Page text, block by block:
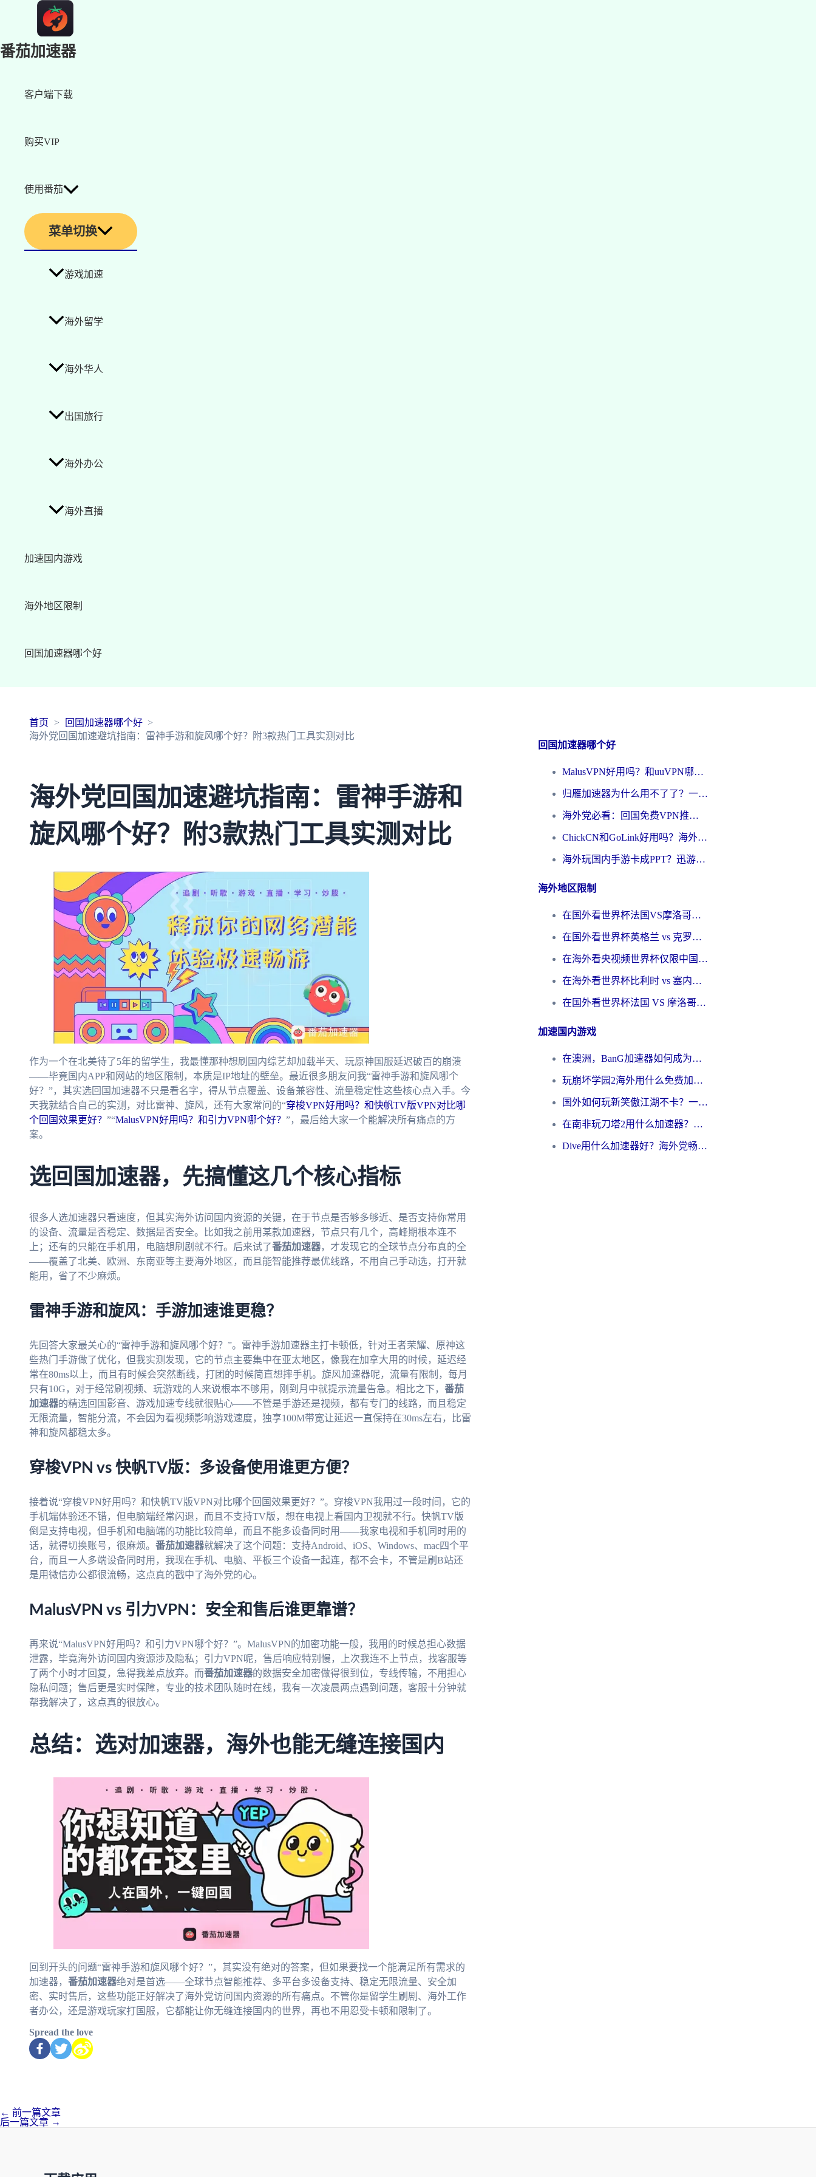
番茄加速器
客户端下载
购买VIP
使用番茄
菜单切换
游戏加速
海外留学
海外华人
出国旅行
海外办公
海外直播
加速国内游戏
海外地区限制
回国加速器哪个好
首页
回国加速器哪个好
海外党回国加速避坑指南：雷神手游和旋风哪个好？附3款热门工具实测对比
海外党回国加速避坑指南：雷神手游和
旋风哪个好？附3款热门工具实测对比
作为一个在北美待了5年的留学生，我最懂那种想刷国内综艺却加载半天、玩原神国服延迟破百的崩溃
——毕竟国内APP和网站的地区限制，本质是IP地址的壁垒。最近很多朋友问我“雷神手游和旋风哪个
好？”，其实选回国加速器不只是看名字，得从节点覆盖、设备兼容性、流量稳定性这些核心点入手。今
天我就结合自己的实测，对比雷神、旋风，还有大家常问的“穿梭VPN好用吗？和快帆TV版VPN对比哪
个回国效果更好？ ”“MalusVPN好用吗？和引力VPN哪个好？ ”，最后给大家一个能解决所有痛点的方
案。
选回国加速器，先搞懂这几个核心指标
很多人选加速器只看速度，但其实海外访问国内资源的关键，在于节点是否够多够近、是否支持你常用
的设备、流量是否稳定、数据是否安全。比如我之前用某款加速器，节点只有几个，高峰期根本连不
上；还有的只能在手机用，电脑想刷剧就不行。后来试了番茄加速器，才发现它的全球节点分布真的全
——覆盖了北美、欧洲、东南亚等主要海外地区，而且能智能推荐最优线路，不用自己手动选，打开就
能用，省了不少麻烦。
雷神手游和旋风：手游加速谁更稳？
先回答大家最关心的“雷神手游和旋风哪个好？”。雷神手游加速器主打卡顿低，针对王者荣耀、原神这
些热门手游做了优化，但我实测发现，它的节点主要集中在亚太地区，像我在加拿大用的时候，延迟经
常在80ms以上，而且有时候会突然断线，打团的时候简直想摔手机。旋风加速器呢，流量有限制，每月
只有10G，对于经常刷视频、玩游戏的人来说根本不够用，刚到月中就提示流量告急。相比之下， 番茄
加速器的精选回国影音、游戏加速专线就很贴心——不管是手游还是视频，都有专门的线路，而且稳定
无限流量，智能分流，不会因为看视频影响游戏速度，独享100M带宽让延迟一直保持在30ms左右，比雷
神和旋风都稳太多。
穿梭VPN vs 快帆TV版：多设备使用谁更方便？
接着说“穿梭VPN好用吗？和快帆TV版VPN对比哪个回国效果更好？”。穿梭VPN我用过一段时间，它的
手机端体验还不错，但电脑端经常闪退，而且不支持TV版，想在电视上看国内卫视就不行。快帆TV版
倒是支持电视，但手机和电脑端的功能比较简单，而且不能多设备同时用——我家电视和手机同时用的
话，就得切换账号，很麻烦。 番茄加速器就解决了这个问题：支持Android、iOS、Windows、mac四个平
台，而且一人多端设备同时用，我现在手机、电脑、平板三个设备一起连，都不会卡，不管是刷B站还
是用微信办公都很流畅，这点真的戳中了海外党的心。
MalusVPN vs 引力VPN：安全和售后谁更靠谱？
再来说“MalusVPN好用吗？和引力VPN哪个好？”。MalusVPN的加密功能一般，我用的时候总担心数据
泄露，毕竟海外访问国内资源涉及隐私；引力VPN呢，售后响应特别慢，上次我连不上节点，找客服等
了两个小时才回复，急得我差点放弃。而番茄加速器的数据安全加密做得很到位，专线传输，不用担心
隐私问题；售后更是实时保障，专业的技术团队随时在线，我有一次凌晨两点遇到问题，客服十分钟就
帮我解决了，这点真的很放心。
总结：选对加速器，海外也能无缝连接国内
回到开头的问题“雷神手游和旋风哪个好？”，其实没有绝对的答案，但如果要找一个能满足所有需求的
加速器， 番茄加速器绝对是首选——全球节点智能推荐、多平台多设备支持、稳定无限流量、安全加
密、实时售后，这些功能正好解决了海外党访问国内资源的所有痛点。不管你是留学生刷剧、海外工作
者办公，还是游戏玩家打国服，它都能让你无缝连接国内的世界，再也不用忍受卡顿和限制了。
Spread the love
← 前一篇文章
后一篇文章 →
回国加速器哪个好
MalusVPN好用吗？和uuVPN哪个好？海外党无缝访问国内资源的真实对比与选择指南
归雁加速器为什么用不了了？一位海外游子的真实困惑与技术解答
海外党必看：回国免费VPN推荐？别踩坑！教你选对加速器无缝刷国内资源
ChickCN和GoLink好用吗？海外党如何选对回国加速器
海外玩国内手游卡成PPT？迅游和奇游手游哪个好？一篇讲透回国加速器怎么选
海外地区限制
在国外看世界杯法国VS摩洛哥地区限制？这篇指南让你流畅看中文解说无压力
在国外看世界杯英格兰 vs 克罗地亚当前地区不可播放？这篇指南帮你搞定所有海外观赛难题
在海外看央视频世界杯仅限中国大陆？这篇指南帮你解锁中文解说+无卡顿直播
在海外看世界杯比利时 vs 塞内加尔仅限中国大陆？我找到了最流畅的中文解说之路
在国外看世界杯法国 VS 摩洛哥仅限中国大陆？海外党这样看中文解说赛事不卡顿
加速国内游戏
在澳洲，BanG加速器如何成为你国服游戏的“时光机”？
玩崩坏学园2海外用什么免费加速器好？2026海外党亲测国服游戏加速指南
国外如何玩新笑傲江湖不卡？一份给海外游子的终极网络指南
在南非玩刀塔2用什么加速器？一份给海外游子的终极生存指南
Dive用什么加速器好？海外党畅玩国服游戏的终极避坑指南